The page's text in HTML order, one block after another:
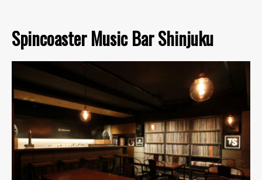
Spincoaster Music Bar Shinjuku